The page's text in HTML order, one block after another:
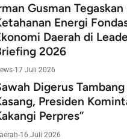
Gusman Tegaskan
Energi
Daerah di
2026
-17 Juli 2026
Digerus Tambang
Presiden
Perpres”
-16 Juli 2026